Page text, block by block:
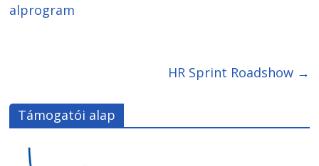
alprogram
HR Sprint Roadshow →
Támogatói alap